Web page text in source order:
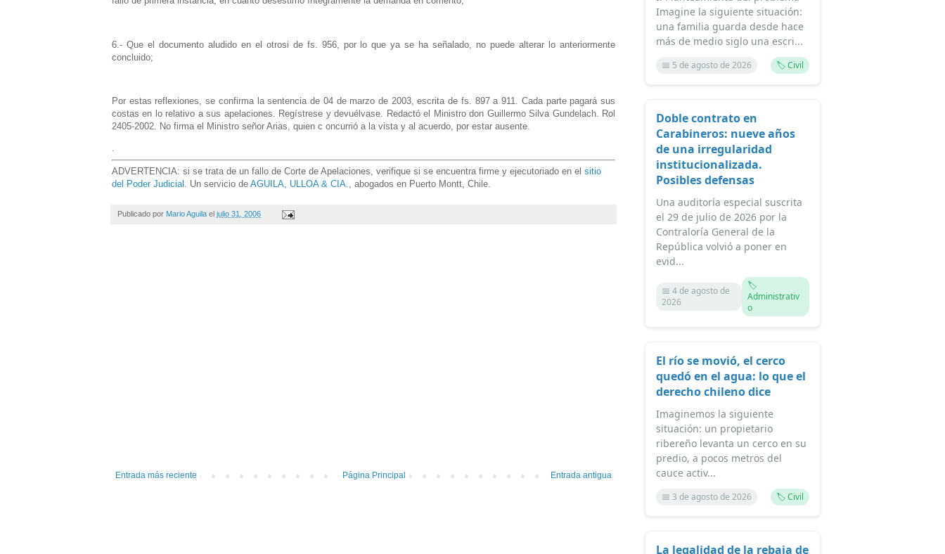
6.- Que el documento aludido en el otrosi de fs. 956, por lo que ya se ha señalado, no puede alterar lo anteriormente
concluido;
Por estas reflexiones, se confirma la sentencia de 04 de marzo de 2003, escrita de fs. 897 a 911. Cada parte pagará sus
costas en lo relativo a sus apelaciones. Regístrese y devuélvase. Redactó el Ministro don Guillermo Silva Gundelach. Rol
2405-2002. No firma el Ministro señor Arias, quien c oncurrió a la vista y al acuerdo, por estar ausente.
.
ADVERTENCIA: si se trata de un fallo de Corte de Apelaciones, verifique si se encuentra firme y ejecutoriado en el sitio
del Poder Judicial . Un servicio de AGUILA, ULLOA & CIA., abogados en Puerto Montt, Chile.
Publicado por Mario Aguila el julio 31, 2006
Entrada más reciente Entrada antigua
Página Principal
Imagine la siguiente situación:
una familia guarda desde hace
más de medio siglo una escri...
📅 5 de agosto de 2026 🏷️ Civil
Doble contrato en
Carabineros: nueve años
de una irregularidad
institucionalizada.
Posibles defensas
Una auditoría especial suscrita
el 29 de julio de 2026 por la
Contraloría General de la
República volvió a poner en
evid...
📅 4 de agosto de
2026
🏷️
Administrativ
o
El río se movió, el cerco
quedó en el agua: lo que el
derecho chileno dice
Imaginemos la siguiente
situación: un propietario
ribereño levanta un cerco en su
predio, a pocos metros del
cauce activ...
📅 3 de agosto de 2026 🏷️ Civil
La legalidad de la rebaja de